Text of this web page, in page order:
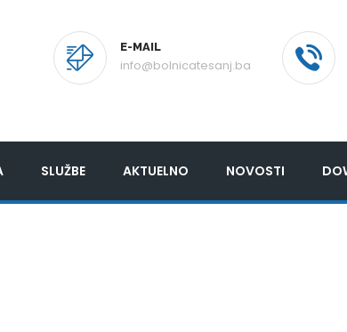
E-MAIL
info@bolnicatesanj.ba
SLUŽBE AKTUELNO NOVOSTI